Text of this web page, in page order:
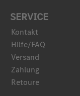
SERVICE
Kontakt
Hilfe/FAQ
Versand
Zahlung
Retoure